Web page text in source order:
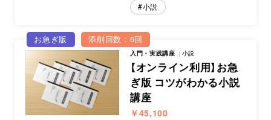
小説
お急ぎ版 添削回数：6回
入門・実践講座 小説
【オンライン利用】お急
ぎ版 コツがわかる小説
講座
￥45,100